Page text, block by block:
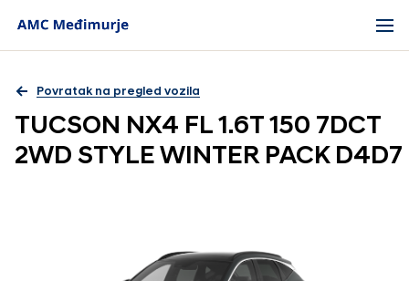
Povratak na pregled vozila
TUCSON NX4 FL 1.6T 150 7DCT
2WD STYLE WINTER PACK D4D7